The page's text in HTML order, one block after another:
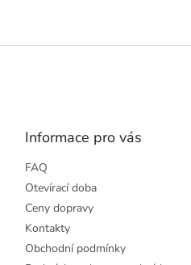
Informace pro vás
FAQ
Otevírací doba
Ceny dopravy
Kontakty
Obchodní podmínky